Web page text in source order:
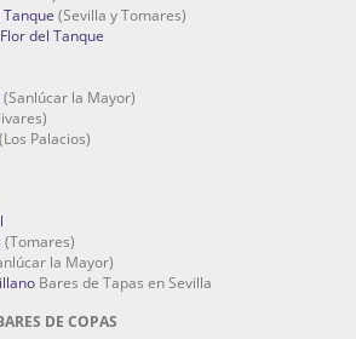
(Sevilla y Tomares)
del Tanque
(Sanlúcar la Mayor)
(Los Palacios)
(Tomares)
la Mayor)
Bares de Tapas en Sevilla
DE COPAS